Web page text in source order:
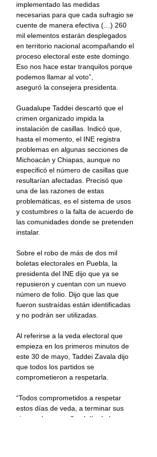
implementado las medidas
necesarias para que cada sufragio se
cuente de manera efectiva (…) 260
mil elementos estarán desplegados
en territorio nacional acompañando el
proceso electoral este este domingo.
Eso nos hace estar tranquilos porque
podemos llamar al voto”,
aseguró la consejera presidenta.
Guadalupe Taddei descartó que el
crimen organizado impida la
instalación de casillas. Indicó que,
hasta el momento, el INE registra
problemas en algunas secciones de
Michoacán y Chiapas, aunque no
especificó el número de casillas que
resultarían afectadas. Precisó que
una de las razones de estas
problemáticas, es el sistema de usos
y costumbres o la falta de acuerdo de
las comunidades donde se pretenden
instalar.
Sobre el robo de más de dos mil
boletas electorales en Puebla, la
presidenta del INE dijo que ya se
repusieron y cuentan con un nuevo
número de folio. Dijo que las que
fueron sustraídas están identificadas
y no podrán ser utilizadas.
Al referirse a la veda electoral que
empieza en los primeros minutos de
este 30 de mayo, Taddei Zavala dijo
que todos los partidos se
comprometieron a respetarla.
“Todos comprometidos a respetar
estos días de veda, a terminar sus
cierres de campaña el día de hoy,